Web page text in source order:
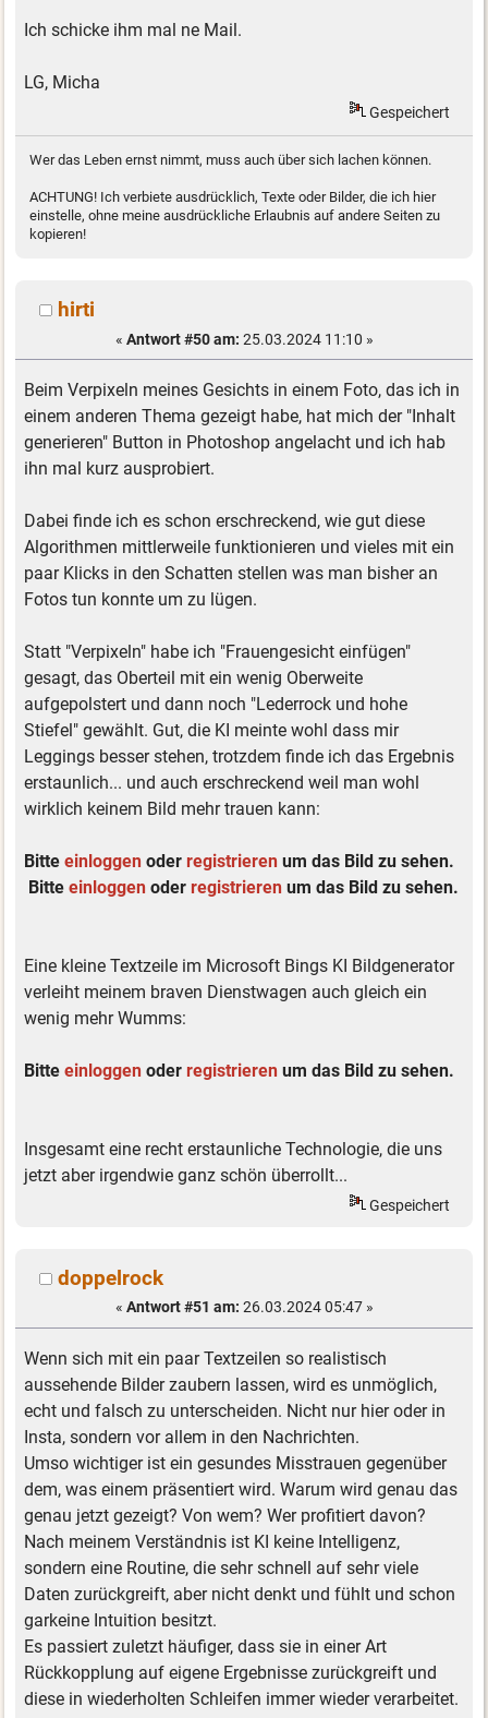
Ich schicke ihm mal ne Mail.
LG, Micha
Gespeichert
Wer das Leben ernst nimmt, muss auch über sich lachen können.
ACHTUNG! Ich verbiete ausdrücklich, Texte oder Bilder, die ich hier
einstelle, ohne meine ausdrückliche Erlaubnis auf andere Seiten zu
kopieren!
hirti
« Antwort #50 am: 25.03.2024 11:10 »
Beim Verpixeln meines Gesichts in einem Foto, das ich in
einem anderen Thema gezeigt habe, hat mich der "Inhalt
generieren" Button in Photoshop angelacht und ich hab
ihn mal kurz ausprobiert.
Dabei finde ich es schon erschreckend, wie gut diese
Algorithmen mittlerweile funktionieren und vieles mit ein
paar Klicks in den Schatten stellen was man bisher an
Fotos tun konnte um zu lügen.
Statt "Verpixeln" habe ich "Frauengesicht einfügen"
gesagt, das Oberteil mit ein wenig Oberweite
aufgepolstert und dann noch "Lederrock und hohe
Stiefel" gewählt. Gut, die KI meinte wohl dass mir
Leggings besser stehen, trotzdem finde ich das Ergebnis
erstaunlich... und auch erschreckend weil man wohl
wirklich keinem Bild mehr trauen kann:
Bitteeinloggen oderregistrieren um das Bild zu sehen.
Bitteeinloggen oderregistrieren um das Bild zu sehen.
Eine kleine Textzeile im Microsoft Bings KI Bildgenerator
verleiht meinem braven Dienstwagen auch gleich ein
wenig mehr Wumms:
Bitteeinloggen oderregistrieren um das Bild zu sehen.
Insgesamt eine recht erstaunliche Technologie, die uns
jetzt aber irgendwie ganz schön überrollt...
Gespeichert
doppelrock
« Antwort #51 am: 26.03.2024 05:47 »
Wenn sich mit ein paar Textzeilen so realistisch
aussehende Bilder zaubern lassen, wird es unmöglich,
echt und falsch zu unterscheiden. Nicht nur hier oder in
Insta, sondern vor allem in den Nachrichten.
Umso wichtiger ist ein gesundes Misstrauen gegenüber
dem, was einem präsentiert wird. Warum wird genau das
genau jetzt gezeigt? Von wem? Wer profitiert davon?
Nach meinem Verständnis ist KI keine Intelligenz,
sondern eine Routine, die sehr schnell auf sehr viele
Daten zurückgreift, aber nicht denkt und fühlt und schon
garkeine Intuition besitzt.
Es passiert zuletzt häufiger, dass sie in einer Art
Rückkopplung auf eigene Ergebnisse zurückgreift und
diese in wiederholten Schleifen immer wieder verarbeitet.